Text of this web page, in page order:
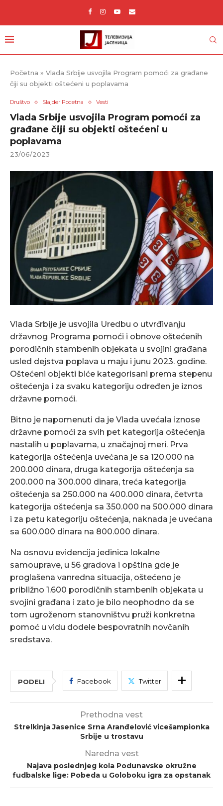
Početna » Vlada Srbije usvojila Program pomoći za građane
čiji su objekti oštećeni u poplavama
Društvo Slajder Pocetna Vesti
Vlada Srbije usvojila Program pomoći za
građane čiji su objekti oštećeni u
poplavama
23/06/2023
Vlada Srbije je usvojila Uredbu o utvrđivanju
državnog Programa pomoći i obnove oštećenih
porodičnih stambenih objekata u svojini građana
usled dejstva poplava u maju i junu 2023. godine.
Oštećeni objekti biće kategorisani prema stepenu
oštećenja i za svaku kategoriju određen je iznos
državne pomoći.
Bitno je napomenuti da je Vlada uvećala iznose
državne pomoći za svih pet kategorija oštećenja
nastalih u poplavama, u značajnoj meri. Prva
kategorija oštećenja uvećana je sa 120.000 na
200.000 dinara, druga kategorija oštećenja sa
200.000 na 300.000 dinara, treća kategorija
oštećenja sa 250.000 na 400.000 dinara, četvrta
kategorija oštećenja sa 350.000 na 500.000 dinara
i za petu kategoriju oštećenja, naknada je uvećana
sa 600.000 dinara na 800.000 dinara.
Na osnovu evidencija jedinica lokalne
samouprave, u 56 gradova i opština gde je
proglašena vanredna situacija, oštećeno je
približno 1.600 porodičnih stambenih objekata u
svojini građana i zato je bilo neophodno da se
tom ugroženom stanovništvu pruži konkretna
pomoć u vidu dodele bespovratnih novčanih
sredstava.
PODELI Facebook Twitter
Prethodna vest
Strelkinja Jasenice Srna Aranđelović vicešampionka
Srbije u trostavu
Naredna vest
Najava poslednjeg kola Podunavske okružne
fudbalske lige: Pobeda u Goloboku igra za opstanak